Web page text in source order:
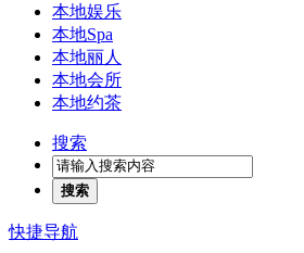
本地娱乐
本地Spa
本地丽人
本地会所
本地约茶
搜索
搜索
快捷导航